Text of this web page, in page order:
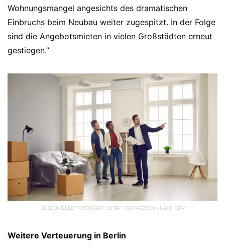
Wohnungsmangel angesichts des dramatischen
Einbruchs beim Neubau weiter zugespitzt. In der Folge
sind die Angebotsmieten in vielen Großstädten erneut
gestiegen.”
BILDQUELLE/FOTOGRAF: 123RF-186742593_M/LACHEEV
Weitere Verteuerung in Berlin